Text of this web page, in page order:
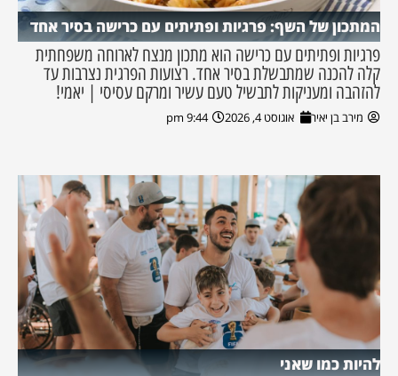
המתכון של השף: פרגיות ופתיתים עם כרישה בסיר אחד
פרגיות ופתיתים עם כרישה הוא מתכון מנצח לארוחה משפחתית
קלה להכנה שמתבשלת בסיר אחד. רצועות הפרגית נצרבות עד
להזהבה ומעניקות לתבשיל טעם עשיר ומרקם עסיסי | יאמי!
מירב בן יאיר אוגוסט 4, 2026 9:44 pm
להיות כמו שאני